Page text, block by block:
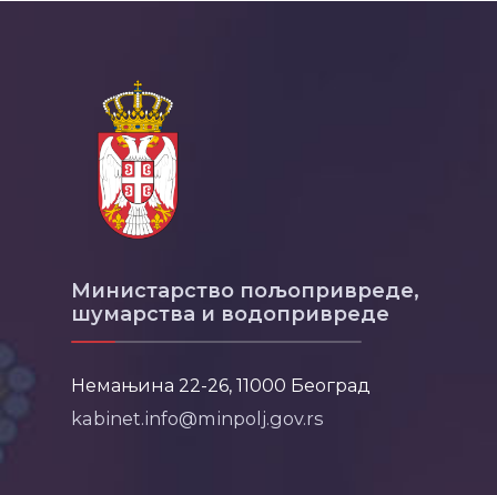
Министарство пољопривреде,
шумарства и водопривреде
Немањина 22-26, 11000 Београд
kabinet.info@minpolj.gov.rs